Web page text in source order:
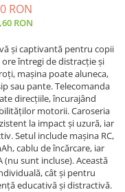
RON
RON
și captivantă pentru copii
întregi de distracție și
mașina poate aluneca,
sau pante. Telecomanda
direcțiile, încurajând
motorii. Caroseria
la impact și uzură, iar
Setul include mașina RC,
cablu de încărcare, iar
sunt incluse). Această
cât și pentru
educativă și distractivă.